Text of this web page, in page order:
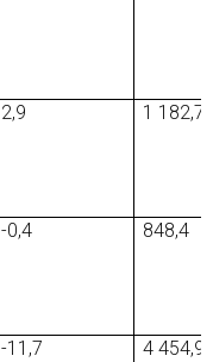
2,9 1 182,7
-0,4 848,4
-11,7 4 454,9